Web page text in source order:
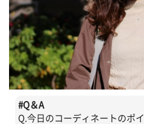
#Q＆A
Q.今日のコーディネートのポ